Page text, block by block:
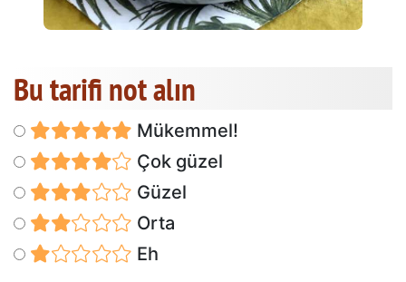
Bu tarifi not alın
Mükemmel!
Çok güzel
Güzel
Orta
Eh